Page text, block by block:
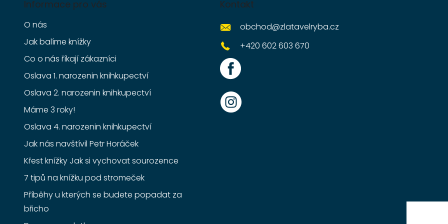
Informace pro vás
O nás
Jak balíme knížky
Co o nás říkají zákazníci
Oslava 1. narozenin knihkupectví
Oslava 2. narozenin knihkupectví
Máme 3 roky!
Oslava 4. narozenin knihkupectví
Jak nás navštívil Petr Horáček
Křest knížky Jak si vychovat sourozence
7 tipů na knížku pod stromeček
Příběhy u kterých se budete popadat za
břicho
Kontakt
obchod@zlatavelryba.cz
+420 602 603 670